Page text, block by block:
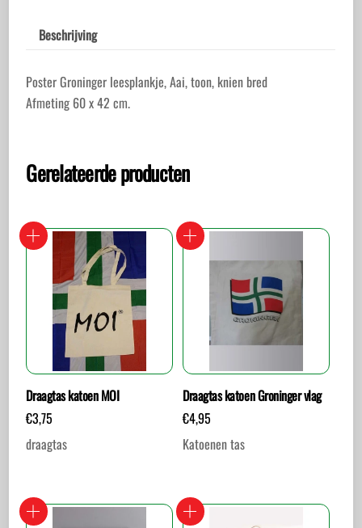
Beschrijving
Poster Groninger leesplankje, Aai, toon, knien bred
Afmeting 60 x 42 cm.
Gerelateerde producten
Draagtas katoen MOI
€3,75
draagtas
Draagtas katoen Groninger vlag
€4,95
Katoenen tas